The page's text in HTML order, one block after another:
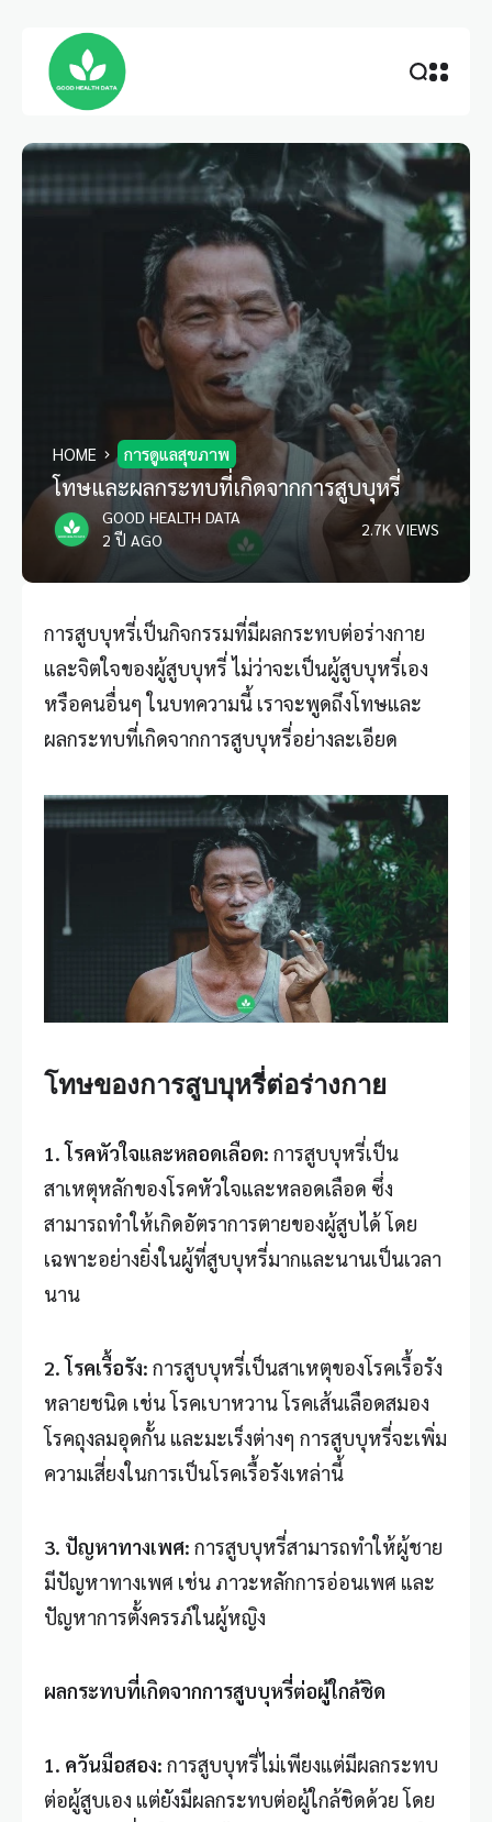
HOME การดูแลสุขภาพ
โทษและผลกระทบที่เกิดจากการสูบบุหรี่
GOOD HEALTH DATA
2 ปี AGO
2.7K VIEWS
การสูบบุหรี่เป็นกิจกรรมที่มีผลกระทบต่อร่างกาย
และจิตใจของผู้สูบบุหรี่ ไม่ว่าจะเป็นผู้สูบบุหรี่เอง
หรือคนอื่นๆ ในบทความนี้ เราจะพูดถึงโทษและ
ผลกระทบที่เกิดจากการสูบบุหรี่อย่างละเอียด
โทษของการสูบบุหรี่ต่อร่างกาย
1.โรคหัวใจและหลอดเลือด: การสูบบุหรี่เป็น
สาเหตุหลักของโรคหัวใจและหลอดเลือด ซึ่ง
สามารถทำให้เกิดอัตราการตายของผู้สูบได้ โดย
เฉพาะอย่างยิ่งในผู้ที่สูบบุหรี่มากและนานเป็นเวลา
นาน
2.โรคเรื้อรัง: การสูบบุหรี่เป็นสาเหตุของโรคเรื้อรัง
หลายชนิด เช่น โรคเบาหวาน โรคเส้นเลือดสมอง
โรคถุงลมอุดกั้น และมะเร็งต่างๆ การสูบบุหรี่จะเพิ่ม
ความเสี่ยงในการเป็นโรคเรื้อรังเหล่านี้
3. ปัญหาทางเพศ: การสูบบุหรี่สามารถทำให้ผู้ชาย
มีปัญหาทางเพศ เช่น ภาวะหลักการอ่อนเพศ และ
ปัญหาการตั้งครรภ์ในผู้หญิง
ผลกระทบที่เกิดจากการสูบบุหรี่ต่อผู้ใกล้ชิด
1. ควันมือสอง: การสูบบุหรี่ไม่เพียงแต่มีผลกระทบ
ต่อผู้สูบเอง แต่ยังมีผลกระทบต่อผู้ใกล้ชิดด้วย โดย